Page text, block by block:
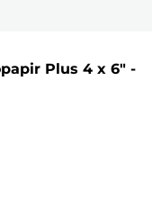
Plus 4 x 6" -